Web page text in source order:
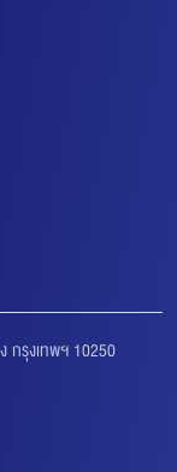
กรุงเทพฯ 10250